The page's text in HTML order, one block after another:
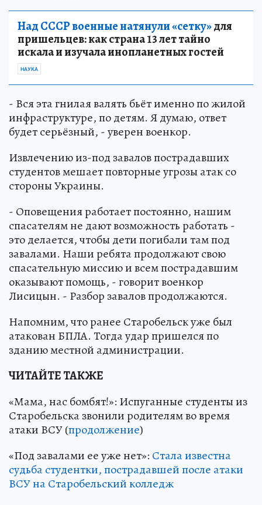
Над СССР военные натянули «сетку»для
пришельцев: как страна 13 лет тайно
искала и изучала инопланетных гостей
НАУКА
- Вся эта гнилая валять бьёт именно по жилой
инфраструктуре, по детям. Я думаю, ответ
будет серьёзный, - уверен военкор.
Извлечению из-под завалов пострадавших
студентов мешает повторные угрозы атак со
стороны Украины.
- Оповещения работает постоянно, нашим
спасателям не дают возможность работать -
это делается, чтобы дети погибали там под
завалами. Наши ребята продолжают свою
спасательную миссию и всем пострадавшим
оказывают помощь, - говорит военкор
Лисицын. - Разбор завалов продолжаются.
Напомним, что ранее Старобельск уже был
атакован БПЛА. Тогда удар пришелся по
зданию местной администрации.
ЧИТАЙТЕ ТАКЖЕ
«Мама, нас бомбят!»: Испуганные студенты из
Старобельска звонили родителям во время
атаки ВСУ (продолжение)
«Под завалами ее уже нет»: Стала известна
судьба студентки, пострадавшей после атаки
ВСУ на Старобельский колледж